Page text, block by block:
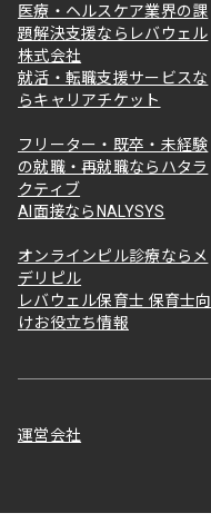
医療・ヘルスケア業界の課
題解決支援ならレバウェル
株式会社
就活・転職支援サービスな
らキャリアチケット
フリーター・既卒・未経験
の就職・再就職ならハタラ
クティブ
AI面接ならNALYSYS
オンラインピル診療ならメ
デリピル
レバウェル保育士 保育士向
けお役立ち情報
運営会社